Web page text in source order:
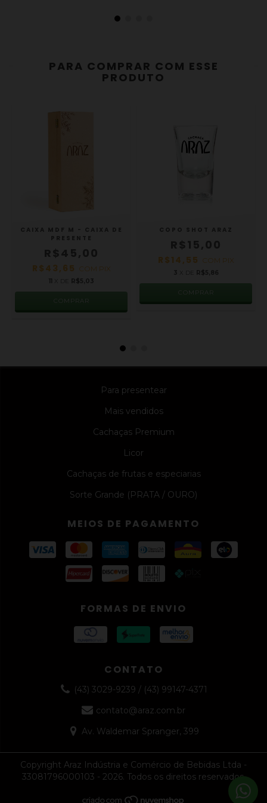
PARA COMPRAR COM ESSE
PRODUTO
R$43,65 COM PIX
R$14,55 COM PIX
Para presentear
Mais vendidos
Cachaças Premium
Licor
Cachaças de frutas e especiarias
Sorte Grande (PRATA / OURO)
MEIOS DE PAGAMENTO
FORMAS DE ENVIO
CONTATO
(43) 3029-9239 / (43) 99147-4371
contato@araz.com.br
Av. Waldemar Spranger, 399
Copyright Araz Indústria e Comércio de Bebidas Ltda -
33081796000103 - 2026. Todos os direitos reservados.